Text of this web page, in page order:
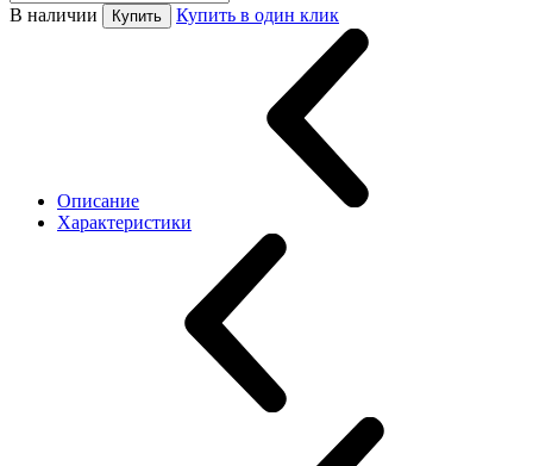
В наличии Купить Купить в один клик
Описание
Характеристики